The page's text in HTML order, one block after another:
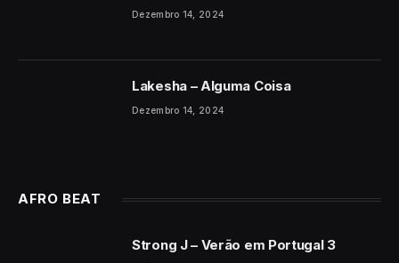
Dezembro 14, 2024
Lakesha – Alguma Coisa
Dezembro 14, 2024
AFRO BEAT
Strong J – Verão em Portugal 3